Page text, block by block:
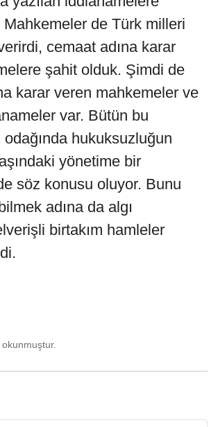
de Türk milleri
cemaat adına karar
şahit olduk. Şimdi de
karar veren mahkemeler ve
var. Bütün bu
odağında hukuksuzluğun
yönetime bir
söz konusu oluyor. Bunu
adına da algı
birtakım hamleler